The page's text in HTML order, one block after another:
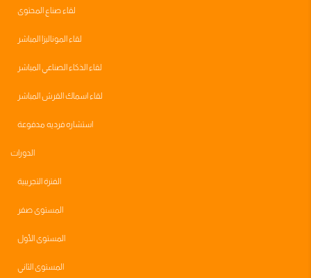
لقاء صناع المحتوى
لقاء الموناليزا المباشر
لقاء الذكاء الصناعي المباشر
لقاء اسماك القرش المباشر
استشاره فرديه مدفوعة
الدورات
الفترة التجريبية
المستوى صفر
المستوى الأول
المستوى الثاني